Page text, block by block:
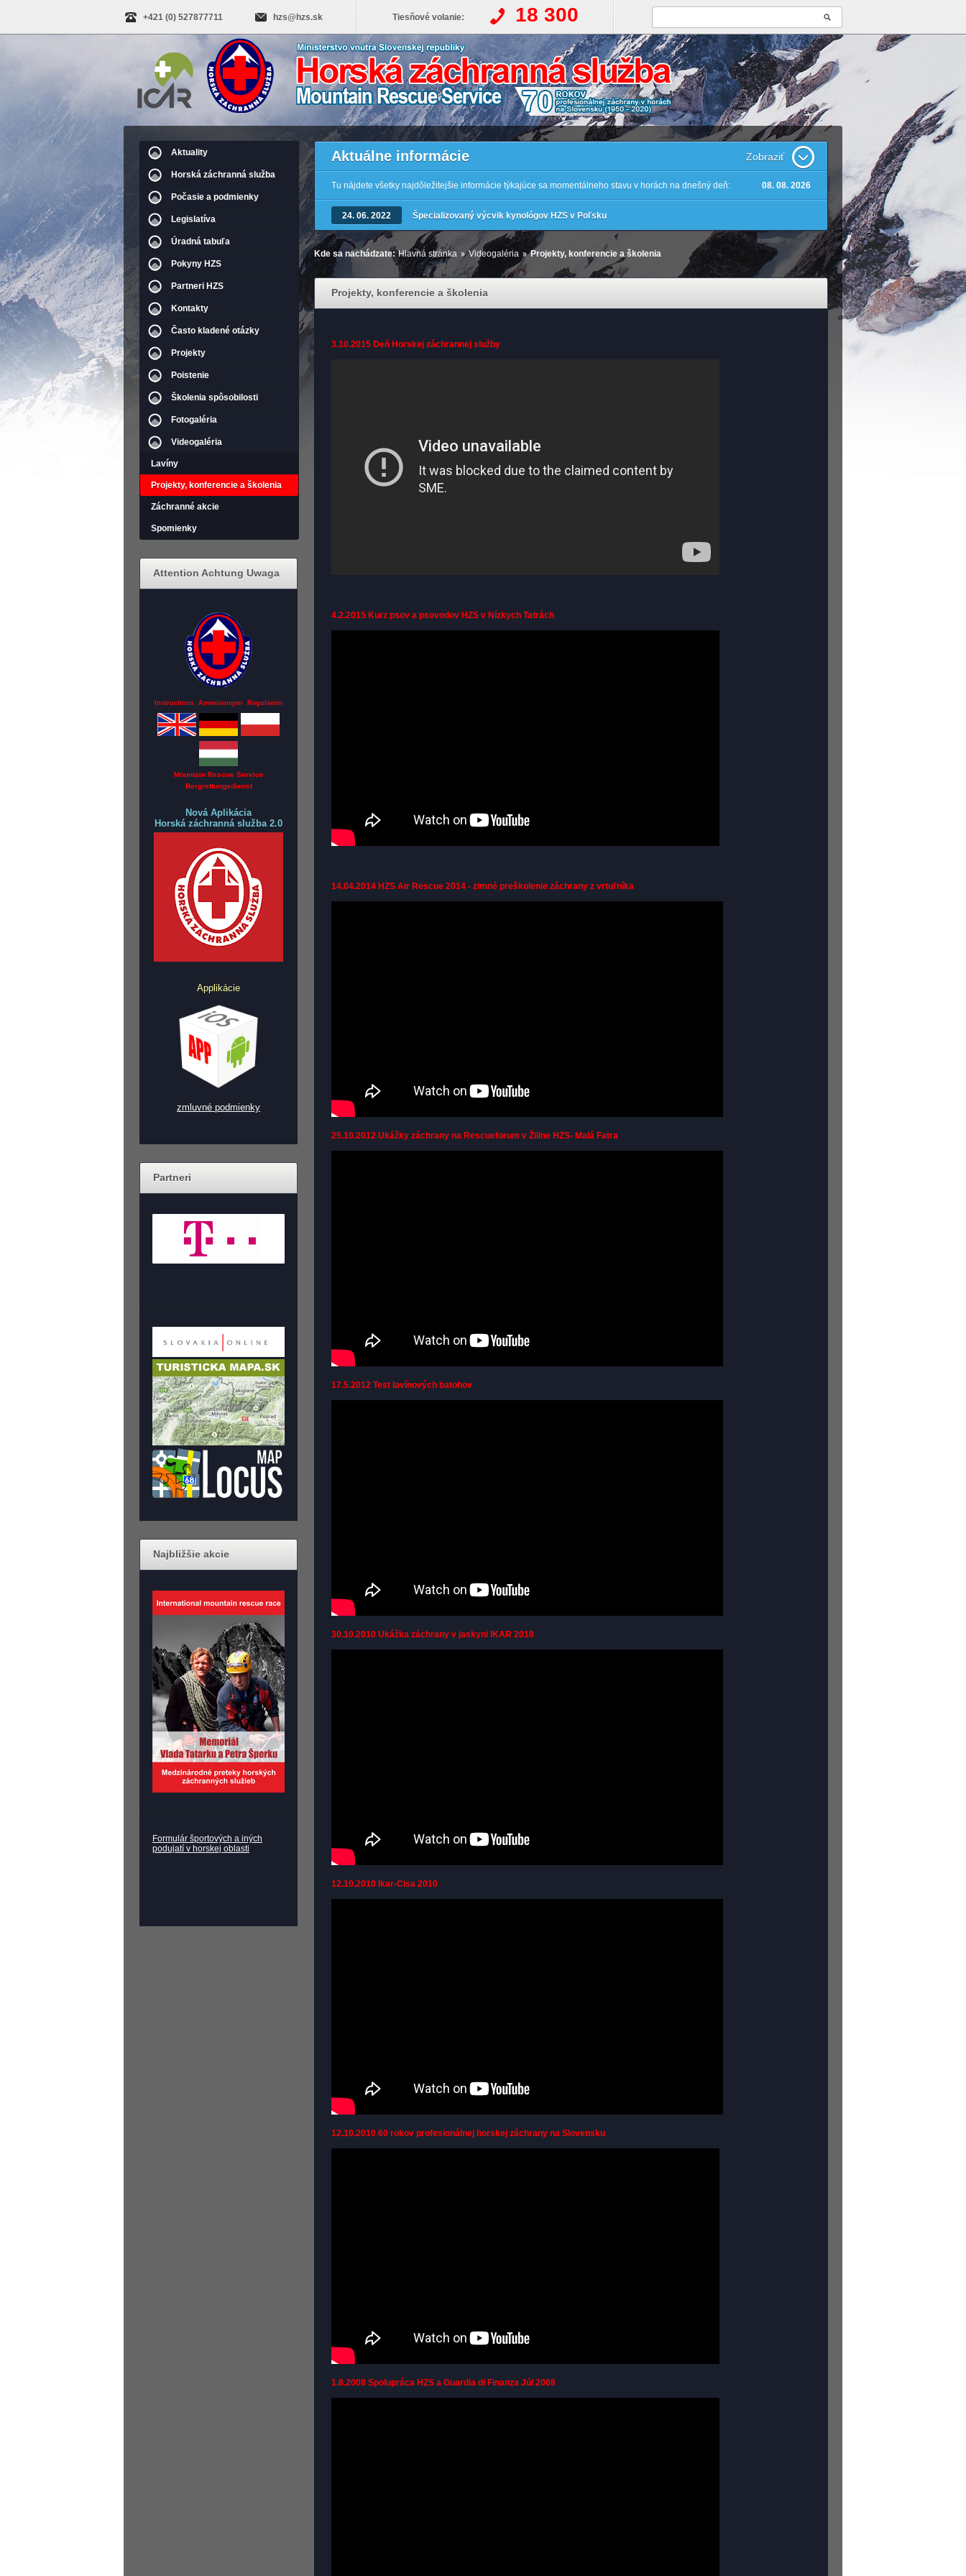
+421 (0) 527877711 hzs@hzs.sk Tiesňové volanie: 18 300
Aktuality
Horská záchranná služba
Počasie a podmienky
Legislatíva
Úradná tabuľa
Pokyny HZS
Partneri HZS
Kontakty
Často kladené otázky
Projekty
Poistenie
Školenia spôsobilosti
Fotogaléria
Videogaléria
Lavíny
Projekty, konferencie a školenia
Záchranné akcie
Spomienky
Attention Achtung Uwaga
Instructions Anweisungen Regulamin
Mountain Rescue Service
Bergrettungsdienst
Nová Aplikácia
Horská záchranná služba 2.0
Applikácie
zmluvné podmienky
Partneri
Najbližšie akcie
Formulár športových a iných
podujatí v horskej oblasti
Aktuálne informácie Zobraziť
Tu nájdete všetky najdôležitejšie informácie týkajúce sa momentálneho stavu v horách na dnešný deň: 08. 08. 2026
24. 06. 2022 Špecializovaný výcvik kynológov HZS v Poľsku
Kde sa nachádzate: Hlavná stránka Videogaléria Projekty, konferencie a školenia
Projekty, konferencie a školenia
3.10.2015 Deň Horskej záchrannej služby
4.2.2015 Kurz psov a psovodov HZS v Nízkych Tatrách
14.04.2014 HZS Air Rescue 2014 - zimné preškolenie záchrany z vrtuľníka
25.10.2012 Ukážky záchrany na Rescueforum v Žiline HZS- Malá Fatra
17.5.2012 Test lavínových batohov
30.10.2010 Ukážka záchrany v jaskyni IKAR 2010
12.10.2010 Ikar-Cisa 2010
12.10.2010 60 rokov profesionálnej horskej záchrany na Slovensku
1.8.2008 Spolupráca HZS a Guardia di Finanza Júl 2008